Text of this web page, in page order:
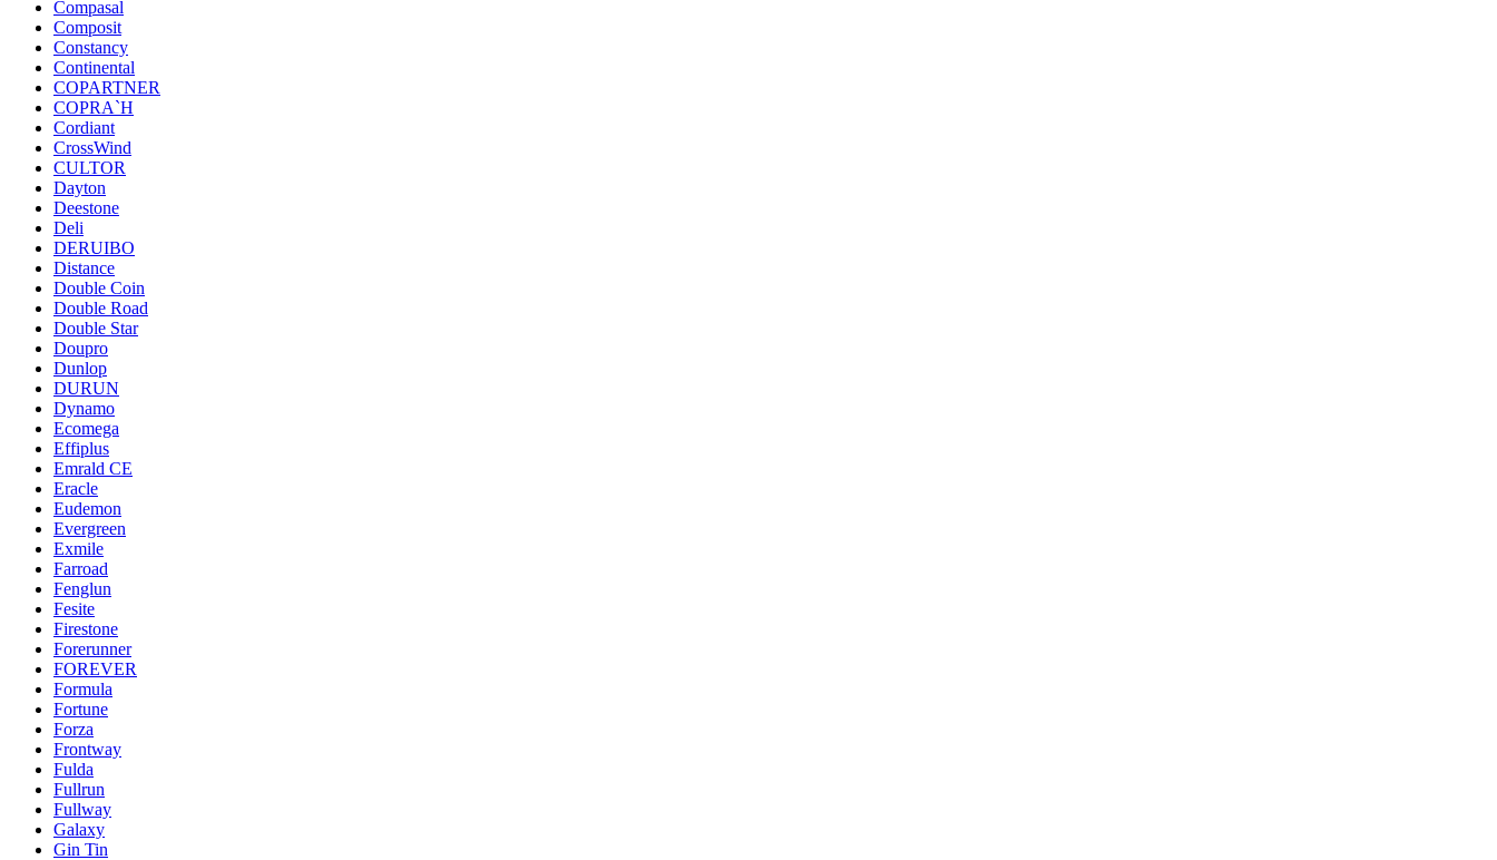
Compasal
Composit
Constancy
Continental
COPARTNER
COPRA`H
Cordiant
CrossWind
CULTOR
Dayton
Deestone
Deli
DERUIBO
Distance
Double Coin
Double Road
Double Star
Doupro
Dunlop
DURUN
Dynamo
Ecomega
Effiplus
Emrald СЕ
Eracle
Eudemon
Evergreen
Exmile
Farroad
Fenglun
Fesite
Firestone
Forerunner
FOREVER
Formula
Fortune
Forza
Frontway
Fulda
Fullrun
Fullway
Galaxy
Gin Tin